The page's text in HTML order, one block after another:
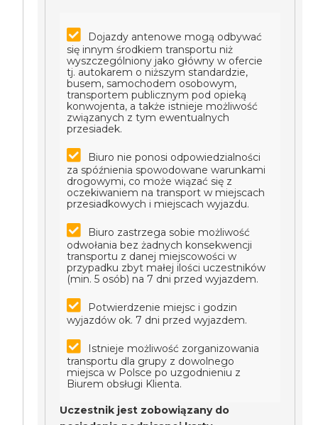
Dojazdy antenowe mogą odbywać
się innym środkiem transportu niż
wyszczególniony jako główny w ofercie
tj. autokarem o niższym standardzie,
busem, samochodem osobowym,
transportem publicznym pod opieką
konwojenta, a także istnieje możliwość
związanych z tym ewentualnych
przesiadek.
Biuro nie ponosi odpowiedzialności
za spóźnienia spowodowane warunkami
drogowymi, co może wiązać się z
oczekiwaniem na transport w miejscach
przesiadkowych i miejscach wyjazdu.
Biuro zastrzega sobie możliwość
odwołania bez żadnych konsekwencji
transportu z danej miejscowości w
przypadku zbyt małej ilości uczestników
(min. 5 osób) na 7 dni przed wyjazdem.
Potwierdzenie miejsc i godzin
wyjazdów ok. 7 dni przed wyjazdem.
Istnieje możliwość zorganizowania
transportu dla grupy z dowolnego
miejsca w Polsce po uzgodnieniu z
Biurem obsługi Klienta.
Uczestnik jest zobowiązany do